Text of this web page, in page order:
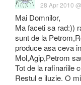
28 Apr 2010
Mai Domnilor,
Ma faceti sa rad:))
sunt de la
produce asa ceva
Mol,Agip,Petrom
Tot de la rafinariile
Restul e iluzie. O